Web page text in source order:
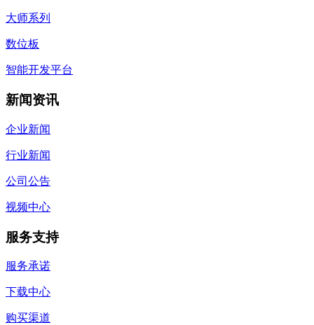
大师系列
数位板
智能开发平台
新闻资讯
企业新闻
行业新闻
公司公告
视频中心
服务支持
服务承诺
下载中心
购买渠道